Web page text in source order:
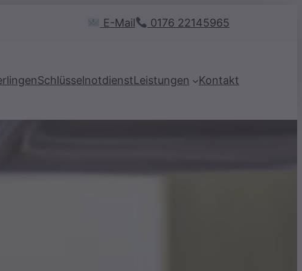
E-Mail 0176 22145965
SchlüsselnotdienstLeistungen Kontakt